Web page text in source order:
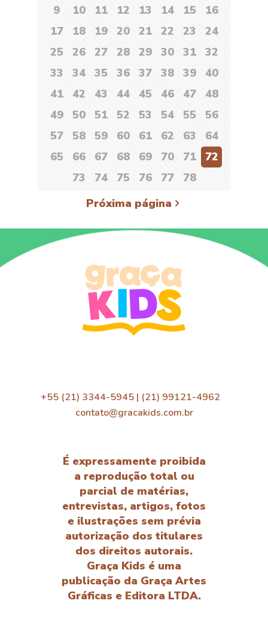
9
10 11 12 13 14 15
16
17
18 19 20 21 22 23
24
25
26 27 28 29 30 31
32
33
34 35 36 37 38 39
40
41
42 43 44 45 46 47
48
49
50 51 52 53 54 55
56
57
58 59 60 61 62 63
64
65
66 67 68 69 70 71
72
73
74 75 76 77
78
Próxima página
+55 (21) 3344-5945 | (21) 99121-4962
contato@gracakids.com.br
É expressamente proibida
a reprodução total ou
parcial de matérias,
entrevistas, artigos, fotos
e ilustrações sem prévia
autorização dos titulares
dos direitos autorais.
Graça Kids é uma
publicação da Graça Artes
Gráficas e Editora LTDA.